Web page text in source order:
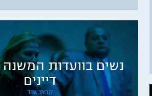
נשים בוועדות
דיינים
קראו עוד